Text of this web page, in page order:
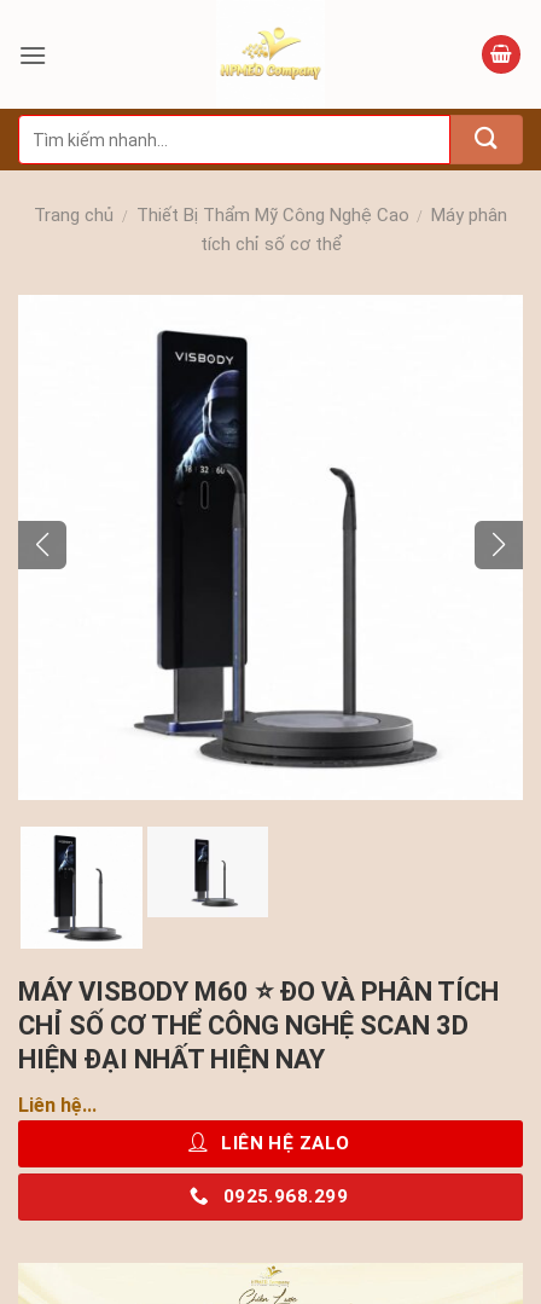
qua
dung
kiếm:
Trang chủ / Thiết Bị Thẩm Mỹ Công Nghệ Cao / Máy phân
tích chỉ số cơ thể
MÁY VISBODY M60 ⭐ ĐO VÀ PHÂN TÍCH
CHỈ SỐ CƠ THỂ CÔNG NGHỆ SCAN 3D
HIỆN ĐẠI NHẤT HIỆN NAY
Liên hệ...
LIÊN HỆ ZALO
0925.968.299